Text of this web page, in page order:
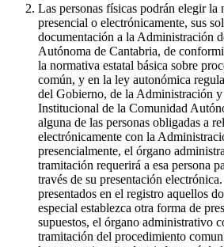
Las personas físicas podrán elegir la
presencial o electrónicamente, sus
documentación a la Administración
Autónoma de Cantabria, de
la normativa estatal básica sobre
común, y en la ley autonómica
del Gobierno, de la Administración
Institucional de la Comunidad
alguna de las personas obligadas a
electrónicamente con la
presencialmente, el órgano
tramitación requerirá a esa persona
través de su presentación
presentados en el registro aquellos
especial establezca otra forma de
supuestos, el órgano administrativo
tramitación del procedimiento